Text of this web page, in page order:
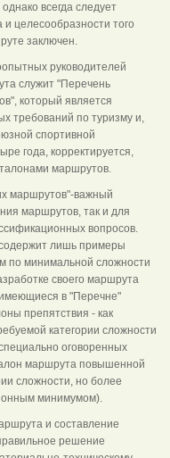
всегда следует
целесообразности того
заключен.
руководителей
служит "Перечень
который является
требований по туризму и,
спортивной
года, корректируется,
маршрутов.
маршрутов"-важный
маршрутов, так и для
вопросов.
лишь примеры
по минимальной сложности
своего маршрута
в "Перечне"
препятствия - как
категории сложности
оговоренных
маршрута повышенной
сложности, но более
минимумом).
и составление
решение